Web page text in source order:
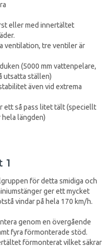
eller med innertältet
ventilation, tre ventiler är
(5000 mm vattenpelare,
utsatta ställen)
även vid extrema
ett så pass litet tält (speciellt
längden)
1
för detta smidiga och
ger ett mycket
vindar på hela 170 km/h.
genom en övergående
fyra förmonterade stöd.
förmonterat vilket säkrar